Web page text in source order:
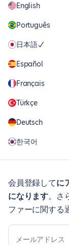
English
Português
日本語
Español
Français
Türkçe
Deutsch
한국어
会員登録してに
になります。さ
ファーに関する
メールアドレス